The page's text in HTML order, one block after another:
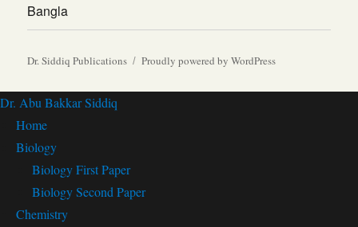
Bangla
Dr. Siddiq Publications Proudly powered by WordPress
Dr. Abu Bakkar Siddiq
Home
Biology
Biology First Paper
Biology Second Paper
Chemistry